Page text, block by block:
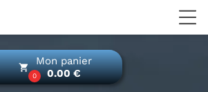
local_grocery_store
0
Mon panier
0.00 €